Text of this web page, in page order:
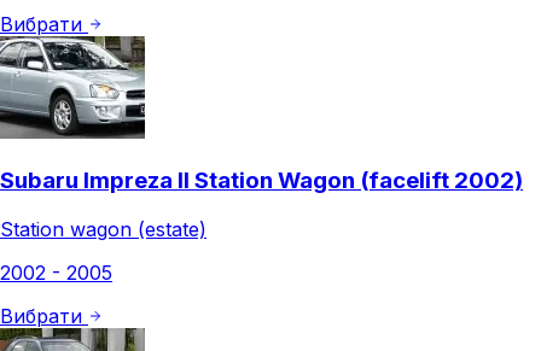
Вибрати
Subaru Impreza II Station Wagon (facelift 2002)
Station wagon (estate)
2002 - 2005
Вибрати